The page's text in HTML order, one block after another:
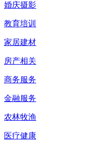
婚庆摄影
教育培训
家居建材
房产相关
商务服务
金融服务
农林牧渔
医疗健康